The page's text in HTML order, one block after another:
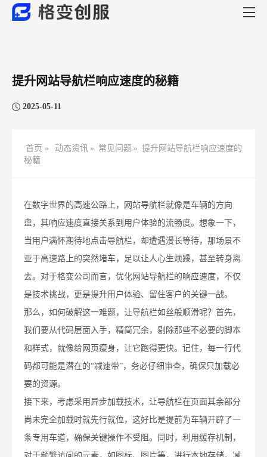
提升网站导航栏响应速度的秘籍
2025-05-11
首页 » 动态资讯 » 常见问题 » 提升网站导航栏响应速度的
秘籍
在数字世界的高速公路上，网站导航栏就像是车辆的方向
盘，其响应速度直接关系到用户体验的流畅度。想象一下，
当用户满怀期待地点击导航栏，却遭遇漫长等待，那场景不
亚于高速路上的突然堵车，足以让人心生烦躁，甚至转身离
去。对于格变公司而言，优化网站导航栏的响应速度，不仅
是技术挑战，更是提升用户体验、留住客户的关键一战。
那么，如何破解这一难题，让导航栏如丝般顺滑呢？首先，
我们要从代码层面入手，精简冗余，剔除那些不必要的脚本
和样式，就像给网页瘦身，让它跑得更快。记住，每一行代
码都可能是潜在的“减速带”，务必仔细审查，确保只加载必
要的资源。
接下来，考虑采用异步加载技术，让导航栏在页面其余部分
尚未完全加载时就先行就位，这好比是提前为车辆开辟了一
条专用车道，确保关键操作不受阻。同时，利用缓存机制，